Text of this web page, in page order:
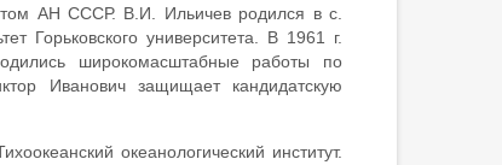
АН СССР. В.И. Ильичев родился в с.
Горьковского университета. В 1961 г.
широкомасштабные работы по
Иванович защищает кандидатскую
океанологический институт.